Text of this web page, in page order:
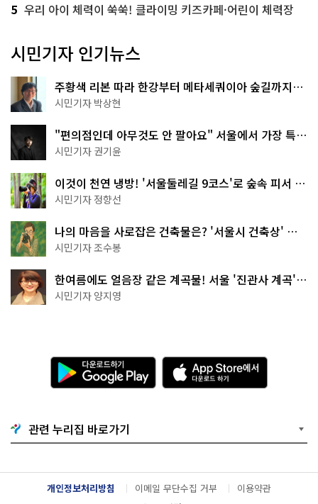
5 우리 아이 체력이 쑥쑥! 클라이밍 키즈카페·어린이 체력장
시민기자 인기뉴스
주황색 리본 따라 한강부터 메타세쿼이아 숲길까지…
서울둘레길 15코스
시민기자 박상현
"편의점인데 아무것도 안 팔아요" 서울에서 가장 특별
한 편의점의 정체
시민기자 권기윤
이것이 천연 냉방! '서울둘레길 9코스'로 숲속 피서 떠
나볼까
시민기자 정향선
나의 마음을 사로잡은 건축물은? '서울시 건축상' 수
상작 공개!
시민기자 조수봉
한여름에도 얼음장 같은 계곡물! 서울 '진관사 계곡'이
천국이네~
시민기자 양지영
다
운
로
기
G
o
g
l
e
A
p
p
e
서
다
운
관련 누리집 바로가기
개인정보처리방침 이메일 무단수집 거부
이용약관